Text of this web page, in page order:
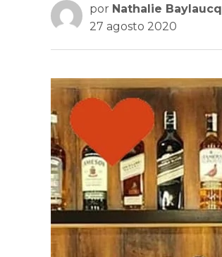
por Nathalie Baylaucq
27 agosto 2020